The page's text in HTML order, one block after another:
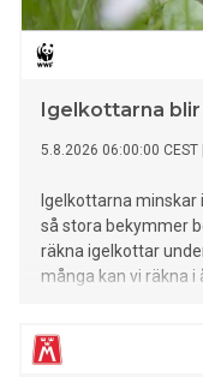
Igelkottarna
5.8.2026 06:00:00 CEST
Igelkottarna
så stora bekymmer
räkna igelkottar
många kan vi räkna i